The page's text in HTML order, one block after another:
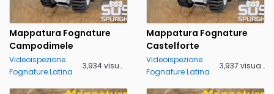
Mappatura Fognature
Campodimele
Videoispezione
Fognature Latina
3,934 visualizzazioni
Mappatura Fognature
Castelforte
Videoispezione
Fognature Latina
3,937 visualizzazioni